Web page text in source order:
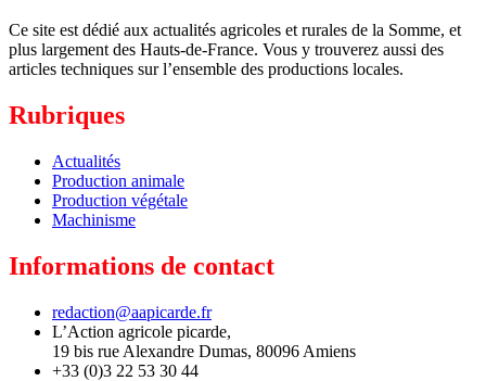
Ce site est dédié aux actualités agricoles et rurales de la Somme, et
plus largement des Hauts-de-France. Vous y trouverez aussi des
articles techniques sur l’ensemble des productions locales.
Rubriques
Actualités
Production animale
Production végétale
Machinisme
Informations de contact
redaction@aapicarde.fr
L’Action agricole picarde,
19 bis rue Alexandre Dumas, 80096 Amiens
+33 (0)3 22 53 30 44